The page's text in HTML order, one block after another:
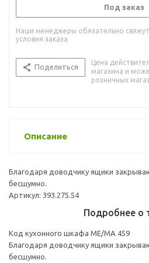
Под заказ
Наши менеджеры обязательно
условия заказа
Поделиться
Цена
магазина и
розничных
Описание
Благодаря доводчику ящики
бесшумно.
Артикул: 393.275.54
Подробнее о
Код кухонного шкафа ME/MA 459
Благодаря доводчику ящики
бесшумно.